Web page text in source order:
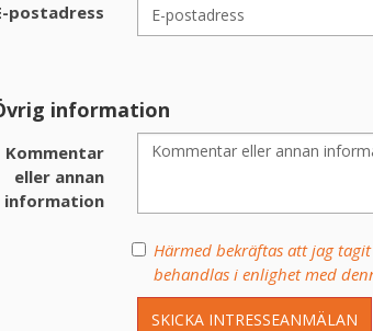
postadress
information
Kommentar
eller annan
information
Härmed bekräftas att jag
behandlas i enlighet med
SKICKA INTRESSEANMÄLAN